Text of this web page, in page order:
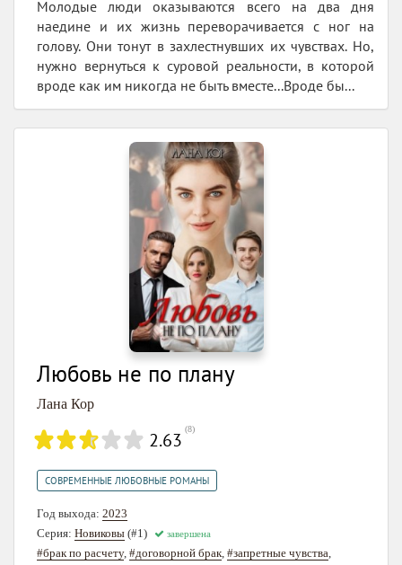
Молодые люди оказываются всего на два дня
наедине и их жизнь переворачивается с ног на
голову. Они тонут в захлестнувших их чувствах. Но,
нужно вернуться к суровой реальности, в которой
вроде как им никогда не быть вместе...Вроде бы...
Любовь не по плану
Лана Кор
2.63 (8)
СОВРЕМЕННЫЕ ЛЮБОВНЫЕ РОМАНЫ
Год выхода: 2023
Серия: Новиковы (#1) завершена
#брак по расчету, #договорной брак, #запретные чувства,